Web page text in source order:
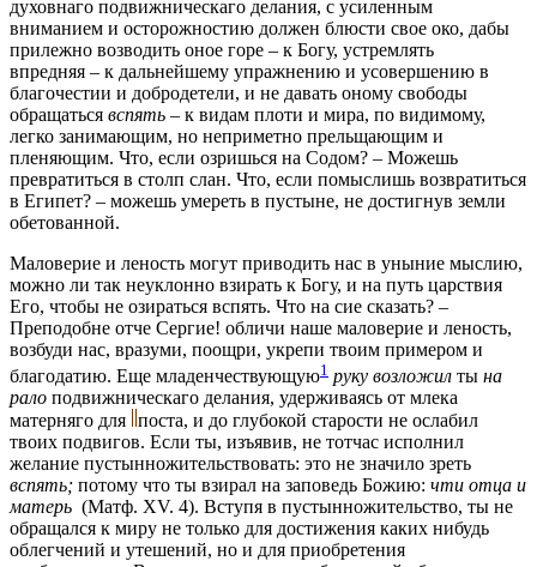
духовнаго подвижническаго делания, с усиленным
вниманием и осторожностию должен блюсти свое око, дабы
прилежно возводить оное горе – к Богу, устремлять
впредняя – к дальнейшему упражнению и усовершению в
благочестии и добродетели, и не давать оному свободы
обращаться вспять – к видам плоти и мира, по видимому,
легко занимающим, но неприметно прельщающим и
пленяющим. Что, если озришься на Содом? – Можешь
превратиться в столп слан. Что, если помыслишь возвратиться
в Египет? – можешь умереть в пустыне, не достигнув земли
обетованной.
Маловерие и леность могут приводить нас в уныние мыслию,
можно ли так неуклонно взирать к Богу, и на путь царствия
Его, чтобы не озираться вспять. Что на сие сказать? –
Преподобне отче Сергие! обличи наше маловерие и леность,
возбуди нас, вразуми, поощри, укрепи твоим примером и
благодатию. Еще младенчествующую1 руку возложил ты на
рало подвижническаго делания, удерживаясь от млека
матерняго для поста, и до глубокой старости не ослабил
твоих подвигов. Если ты, изъявив, не тотчас исполнил
желание пустынножительствовать: это не значило зреть
вспять; потому что ты взирал на заповедь Божию: чти отца и
матерь (Матф. XV. 4). Вступя в пустынножительство, ты не
обращался к миру не только для достижения каких нибудь
облегчений и утешений, но и для приобретения